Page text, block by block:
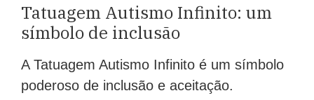
Tatuagem Autismo Infinito: um
símbolo de inclusão
A Tatuagem Autismo Infinito é um símbolo
poderoso de inclusão e aceitação.